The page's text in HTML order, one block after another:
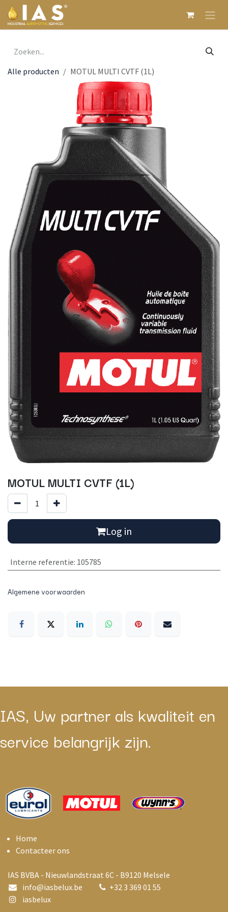
Overslaan naar inhoud
Alle producten MOTUL MULTI CVTF (1L)
MOTUL MULTI CVTF (1L)
Log in
Interne referentie: 105785
Algemene voorwaarden
IAS, Uw partner als kwaliteit en
service belangrijk zijn.
Home
Contacteer ons
IAS BVBA - Nieuwlandstraat 6C - B9120 Melsele
info@iasbelux.be +32 3 369 01 55
iasbelux